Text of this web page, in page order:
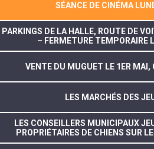
SÉANCE DE CINÉMA
PARKINGS DE LA HALLE, ROUTE DE
– FERMETURE TEMPORAIRE
VENTE DU MUGUET LE 1ER MAI,
LES MARCHÉS DES
LES CONSEILLERS MUNICIPAUX
PROPRIÉTAIRES DE CHIENS SUR